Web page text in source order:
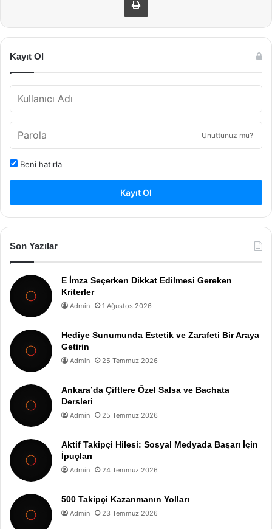
Kayıt Ol
Unuttunuz mu?
Beni hatırla
Kayıt Ol
Son Yazılar
E İmza Seçerken Dikkat Edilmesi Gereken
Kriterler
Admin 1 Ağustos 2026
Hediye Sunumunda Estetik ve Zarafeti Bir Araya
Getirin
Admin 25 Temmuz 2026
Ankara’da Çiftlere Özel Salsa ve Bachata
Dersleri
Admin 25 Temmuz 2026
Aktif Takipçi Hilesi: Sosyal Medyada Başarı İçin
İpuçları
Admin 24 Temmuz 2026
500 Takipçi Kazanmanın Yolları
Admin 23 Temmuz 2026